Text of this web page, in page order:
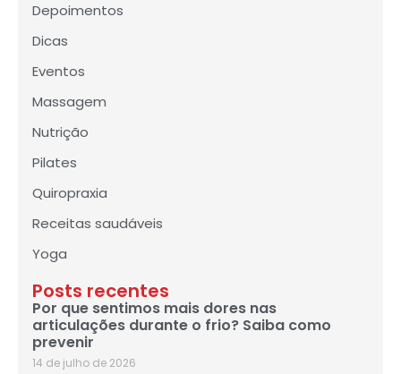
Depoimentos
Dicas
Eventos
Massagem
Nutrição
Pilates
Quiropraxia
Receitas saudáveis
Yoga
Posts recentes
Por que sentimos mais dores nas
articulações durante o frio? Saiba como
prevenir
14 de julho de 2026